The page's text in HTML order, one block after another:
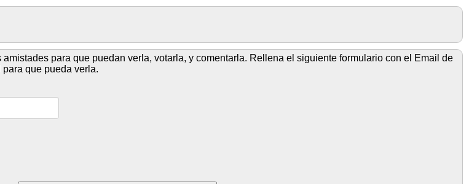
para que puedan verla, votarla, y comentarla. Rellena el siguiente formulario con el Email de
que pueda verla.